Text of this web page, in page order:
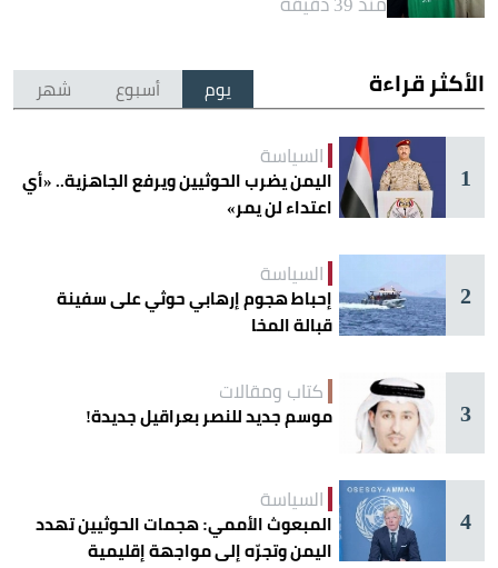
الأكثر قراءة يوم أسبوع شهر
1
السياسة
اليمن يضرب الحوثيين ويرفع الجاهزية.. «أي
اعتداء لن يمر»
2
السياسة
إحباط هجوم إرهابي حوثي على سفينة
قبالة المخا
3
كتاب ومقالات
موسم جديد للنصر بعراقيل جديدة!
4
السياسة
المبعوث الأممي: هجمات الحوثيين تهدد
اليمن وتجرّه إلى مواجهة إقليمية